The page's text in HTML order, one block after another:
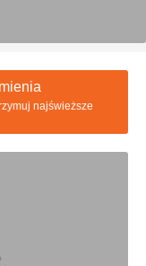
najświeższe